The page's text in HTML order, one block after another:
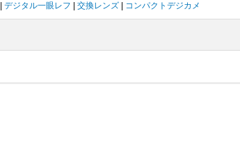
デジタル一眼レフ 交換レンズ コンパクトデジカメ